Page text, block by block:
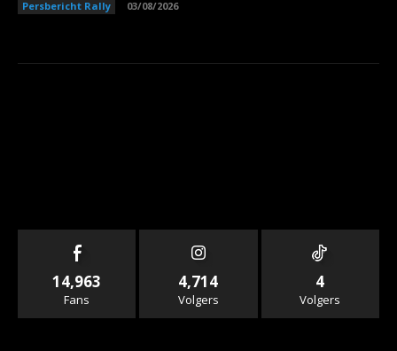
Persbericht Rally 03/08/2026
14,963
Fans
4,714
Volgers
4
Volgers